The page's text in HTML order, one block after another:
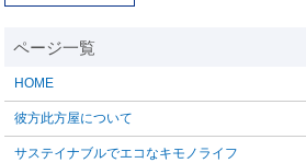
HOME
彼方此方屋について
サステイナブルでエコなキモノライフ